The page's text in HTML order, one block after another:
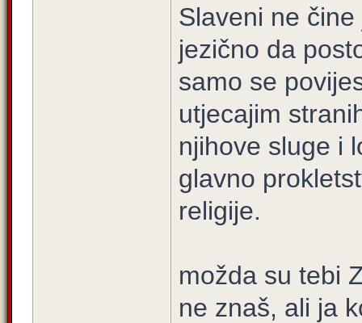
Slaveni ne
jezično da
samo se
utjecajim
njihove sluge i
glavno
religije.
možda su tebi
ne znaš, ali ja